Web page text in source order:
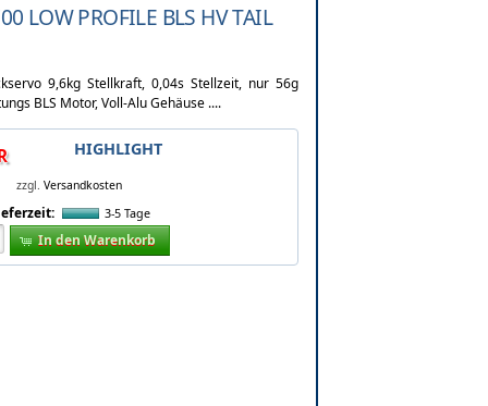
LOW PROFILE BLS HV TAIL
9,6kg Stellkraft, 0,04s Stellzeit, nur 56g
BLS Motor, Voll-Alu Gehäuse ....
HIGHLIGHT
zzgl. Versandkosten
3-5 Tage
In den Warenkorb